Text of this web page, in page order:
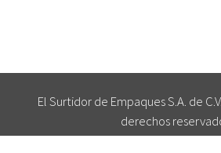
El Surtidor de Empaques S.A. de
derechos